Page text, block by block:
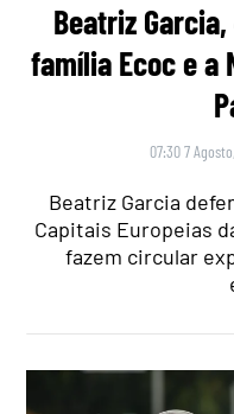
Beatriz
família Ecoc e a
07:30 7
Beatriz Garcia
Capitais Europeias
fazem circular